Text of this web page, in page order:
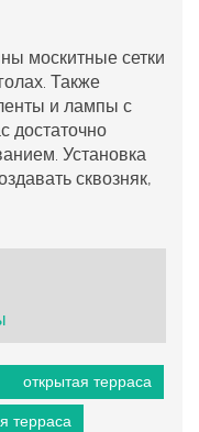
москитные сетки
Также
и лампы с
достаточно
Установка
сквозняк,
открытая терраса
терраса